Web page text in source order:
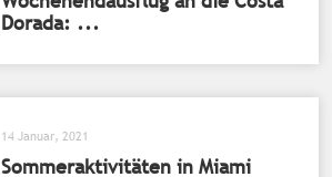
Dorada: ...
14 Januar, 2021
Sommeraktivitäten in Miami